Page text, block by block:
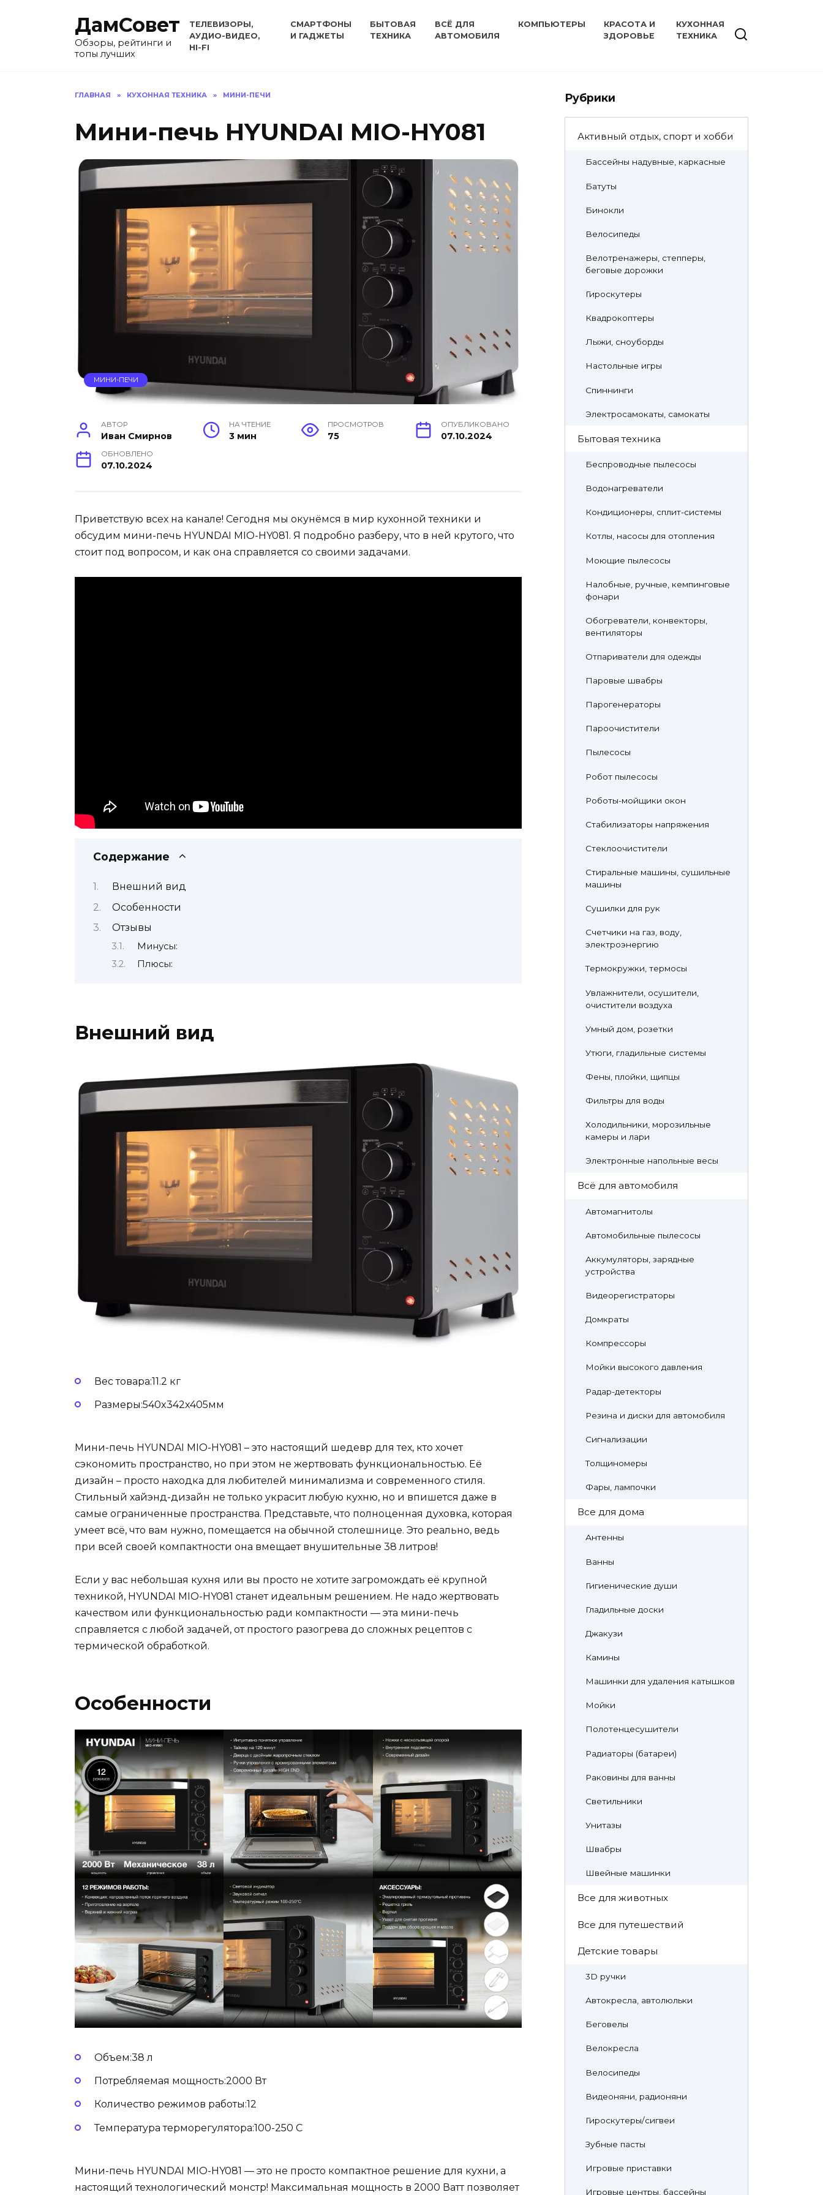
ДамСовет
Обзоры, рейтинги и
топы лучших
ТЕЛЕВИЗОРЫ,
АУДИО-ВИДЕО,
HI-FI
СМАРТФОНЫ
И ГАДЖЕТЫ
БЫТОВАЯ
ТЕХНИКА
ВСЁ ДЛЯ
АВТОМОБИЛЯ
КОМПЬЮТЕРЫ
КРАСОТА И
ЗДОРОВЬЕ
КУХОННАЯ
ТЕХНИКА
ГЛАВНАЯ » КУХОННАЯ ТЕХНИКА » МИНИ-ПЕЧИ
Мини-печь HYUNDAI MIO-HY081
МИНИ-ПЕЧИ
АВТОР
Иван Смирнов
НА ЧТЕНИЕ
3 мин
ПРОСМОТРОВ
75
ОПУБЛИКОВАНО
07.10.2024
ОБНОВЛЕНО
07.10.2024
Приветствую всех на канале! Сегодня мы окунёмся в мир кухонной техники и
обсудим мини-печь HYUNDAI MIO-HY081. Я подробно разберу, что в ней крутого, что
стоит под вопросом, и как она справляется со своими задачами.
Содержание
Внешний вид
Особенности
Отзывы
Минусы:
Плюсы:
Внешний вид
Вес товара:11.2 кг
Размеры:540x342x405мм
Мини-печь HYUNDAI MIO-HY081 – это настоящий шедевр для тех, кто хочет
сэкономить пространство, но при этом не жертвовать функциональностью. Её
дизайн – просто находка для любителей минимализма и современного стиля.
Стильный хайэнд-дизайн не только украсит любую кухню, но и впишется даже в
самые ограниченные пространства. Представьте, что полноценная духовка, которая
умеет всё, что вам нужно, помещается на обычной столешнице. Это реально, ведь
при всей своей компактности она вмещает внушительные 38 литров!
Если у вас небольшая кухня или вы просто не хотите загромождать её крупной
техникой, HYUNDAI MIO-HY081 станет идеальным решением. Не надо жертвовать
качеством или функциональностью ради компактности — эта мини-печь
справляется с любой задачей, от простого разогрева до сложных рецептов с
термической обработкой.
Особенности
Объем:38 л
Потребляемая мощность:2000 Вт
Количество режимов работы:12
Температура терморегулятора:100-250 С
Мини-печь HYUNDAI MIO-HY081 — это не просто компактное решение для кухни, а
настоящий технологический монстр! Максимальная мощность в 2000 Ватт позволяет
Рубрики
Активный отдых, спорт и хобби
Бассейны надувные, каркасные
Батуты
Бинокли
Велосипеды
Велотренажеры, степперы,
беговые дорожки
Гироскутеры
Квадрокоптеры
Лыжи, сноуборды
Настольные игры
Спиннинги
Электросамокаты, самокаты
Бытовая техника
Беспроводные пылесосы
Водонагреватели
Кондиционеры, сплит-системы
Котлы, насосы для отопления
Моющие пылесосы
Налобные, ручные, кемпинговые
фонари
Обогреватели, конвекторы,
вентиляторы
Отпариватели для одежды
Паровые швабры
Парогенераторы
Пароочистители
Пылесосы
Робот пылесосы
Роботы-мойщики окон
Стабилизаторы напряжения
Стеклоочистители
Стиральные машины, сушильные
машины
Сушилки для рук
Счетчики на газ, воду,
электроэнергию
Термокружки, термосы
Увлажнители, осушители,
очистители воздуха
Умный дом, розетки
Утюги, гладильные системы
Фены, плойки, щипцы
Фильтры для воды
Холодильники, морозильные
камеры и лари
Электронные напольные весы
Всё для автомобиля
Автомагнитолы
Автомобильные пылесосы
Аккумуляторы, зарядные
устройства
Видеорегистраторы
Домкраты
Компрессоры
Мойки высокого давления
Радар-детекторы
Резина и диски для автомобиля
Сигнализации
Толщиномеры
Фары, лампочки
Все для дома
Антенны
Ванны
Гигиенические души
Гладильные доски
Джакузи
Камины
Машинки для удаления катышков
Мойки
Полотенцесушители
Радиаторы (батареи)
Раковины для ванны
Светильники
Унитазы
Швабры
Швейные машинки
Все для животных
Все для путешествий
Детские товары
3D ручки
Автокресла, автолюльки
Беговелы
Велокресла
Велосипеды
Видеоняни, радионяни
Гироскутеры/сигвеи
Зубные пасты
Игровые приставки
Игровые центры, бассейны